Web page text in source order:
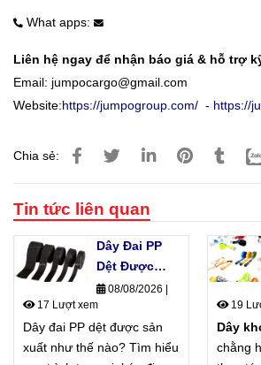
What apps:
Liên hệ ngay để nhận báo giá & hỗ trợ
Email: jumpocargo@gmail.com
Website:https://jumpogroup.com/ - https://
Chia sẻ:
Tin tức liên quan
Dây Đai PP
Dệt Được
Sản Xuất Như
Thế Nào?
Quy Trình
Sản Xuất
08/08/2026
17 Lượt xem
Dây đai PP dệt được sản
xuất như thế nào? Tìm hiểu
19
Dây
chằng